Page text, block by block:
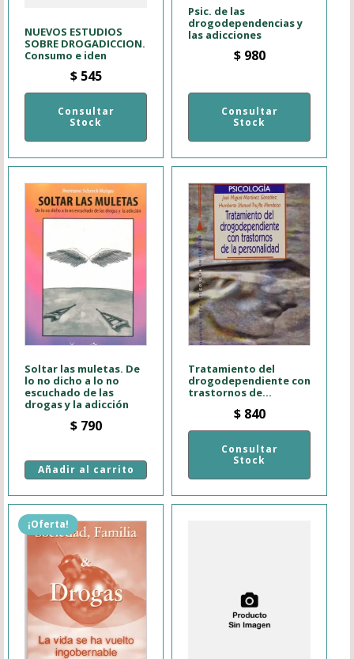
NUEVOS ESTUDIOS
SOBRE DROGADICCION.
Consumo e iden
$545
Consultar
Stock
Psic. de las
drogodependencias y
las adicciones
$980
Consultar
Stock
Soltar las muletas. De
lo no dicho a lo no
escuchado de las
drogas y la adicción
$790
Añadir al carrito
Tratamiento del
drogodependiente con
trastornos de...
$840
Consultar
Stock
¡Oferta!